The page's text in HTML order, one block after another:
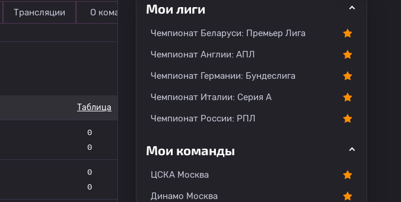
Трансляции О команде
Таблица
0
0
0
0
Мои лиги
Чемпионат Беларуси: Премьер Лига
Чемпионат Англии: АПЛ
Чемпионат Германии: Бундеслига
Чемпионат Италии: Серия А
Чемпионат России: РПЛ
Мои команды
ЦСКА Москва
Динамо Москва